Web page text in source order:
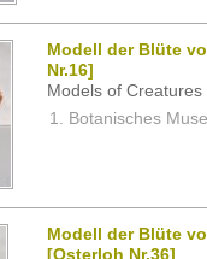
Modell der Blüte
Nr.16]
Models of
Botanisches
Modell der Blüte
[Osterloh Nr.36]